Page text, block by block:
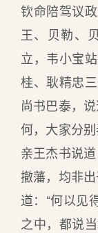
钦命陪驾议
王、贝勒、
立，韦小宝
桂、耿精忠
尚书巴泰，
何，大家分
亲王杰书说
撤藩，均非
道：“何以见
之中，都说